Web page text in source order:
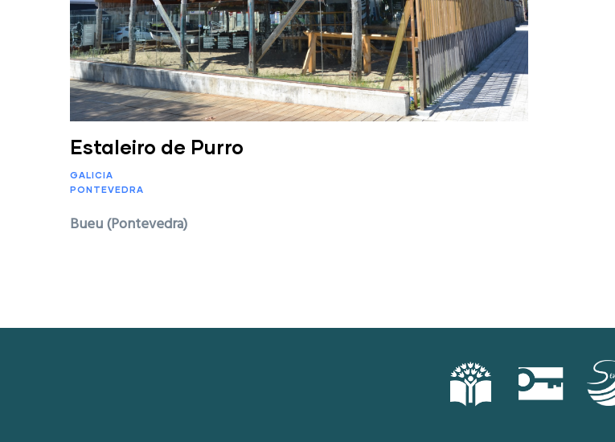
Estaleiro de Purro
GALICIA
PONTEVEDRA
Bueu (Pontevedra)